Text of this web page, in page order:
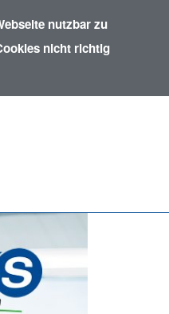
nutzbar zu
nicht richtig